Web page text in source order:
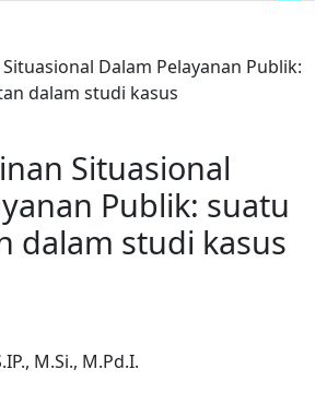
Dalam Pelayanan Publik:
dalam studi kasus
Situasional
Publik: suatu
dalam studi kasus
M.Si., M.Pd.I.